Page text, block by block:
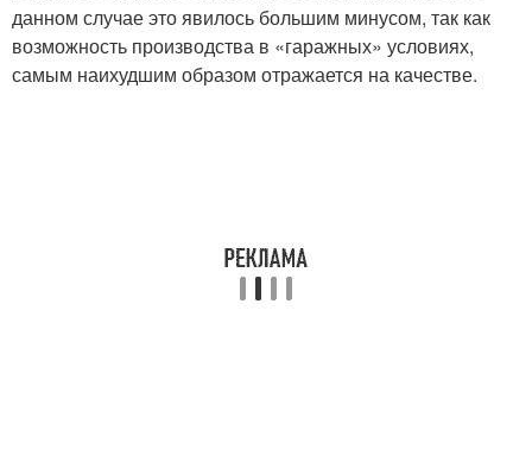
данном случае это явилось большим минусом, так как
возможность производства в «гаражных» условиях,
самым наихудшим образом отражается на качестве.